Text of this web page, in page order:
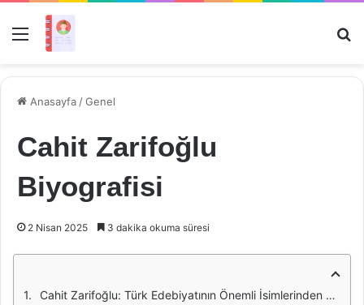
Menü
Anasayfa /Genel
Cahit Zarifoğlu
Biyografisi
2 Nisan 2025 3 dakika okuma süresi
Cahit Zarifoğlu: Türk Edebiyatının Önemli İsimlerinden Biri